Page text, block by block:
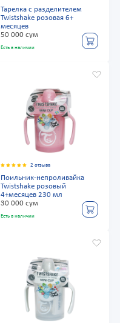
Тарелка с разделителем
Twistshake розовая 6+
месяцев
50 000 сум
Есть в наличии
2 отзыва
Поильник-непроливайка
Twistshake розовый
4+месяцев 230 мл
30 000 сум
Есть в наличии